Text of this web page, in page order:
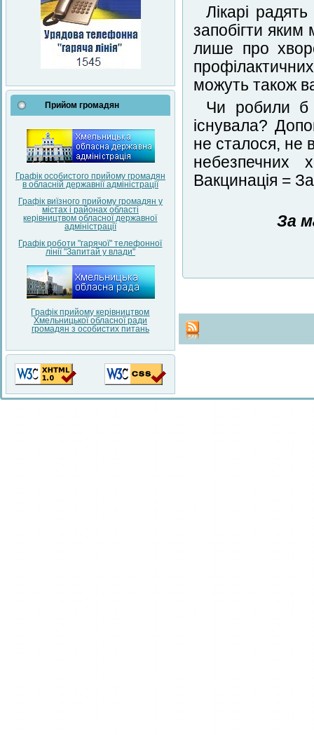
Прийом громадян
Графік особистого прийому громадян
в обласній державнії адміністрації
Графік виїзного прийому громадян у
містах і районах області
керівництвом обласної державної
адміністрації
Графік роботи "гарячої" телефонної
лінії "Запитай у влади"
Графік прийому керівництвом
Хмельницької обласної ради
громадян з особистих питань
Лікарі
запобігти
лише про
можуть також
Чи робили б
існувала?
не сталося, не
небезпечних
Вакцинація =
За